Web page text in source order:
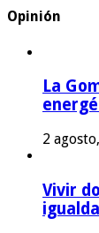
Opinión
La
2
Vivir